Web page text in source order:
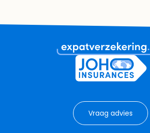
Vraag advies